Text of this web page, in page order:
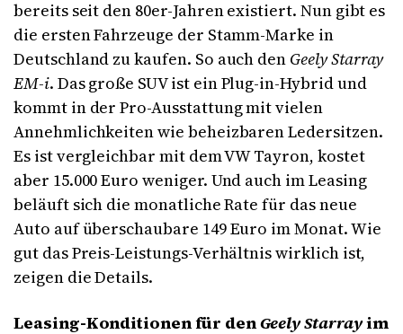
bereits seit den 80er-Jahren existiert. Nun gibt es
die ersten Fahrzeuge der Stamm-Marke in
Deutschland zu kaufen. So auch den Geely Starray
EM-i. Das große SUV ist ein Plug-in-Hybrid und
kommt in der Pro-Ausstattung mit vielen
Annehmlichkeiten wie beheizbaren Ledersitzen.
Es ist vergleichbar mit dem VW Tayron, kostet
aber 15.000 Euro weniger. Und auch im Leasing
beläuft sich die monatliche Rate für das neue
Auto auf überschaubare 149 Euro im Monat. Wie
gut das Preis-Leistungs-Verhältnis wirklich ist,
zeigen die Details.
Leasing-Konditionen für denGeely Starrayim